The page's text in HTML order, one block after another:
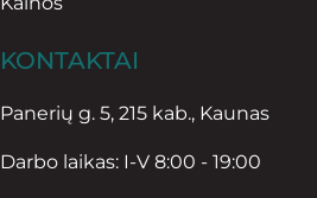
KONTAKTAI
Panerių g. 5, 215 kab., Kaunas
Darbo laikas: I-V 8:00 - 19:00